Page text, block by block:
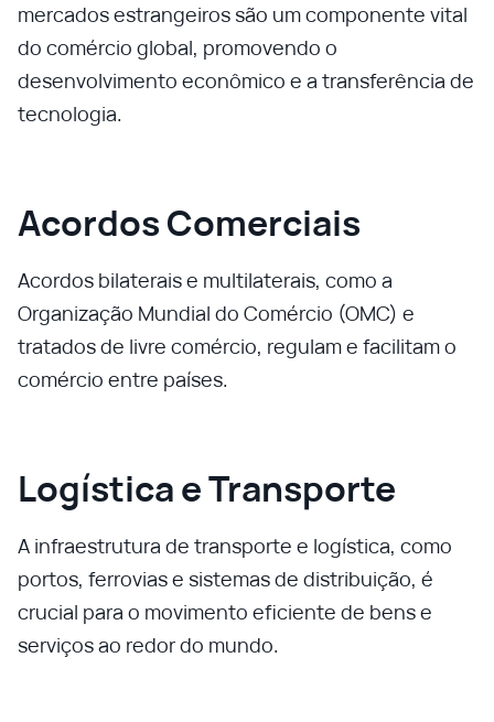
mercados estrangeiros são um componente vital
do comércio global, promovendo o
desenvolvimento econômico e a transferência de
tecnologia.
Acordos Comerciais
Acordos bilaterais e multilaterais, como a
Organização Mundial do Comércio (OMC) e
tratados de livre comércio, regulam e facilitam o
comércio entre países.
Logística e Transporte
A infraestrutura de transporte e logística, como
portos, ferrovias e sistemas de distribuição, é
crucial para o movimento eficiente de bens e
serviços ao redor do mundo.